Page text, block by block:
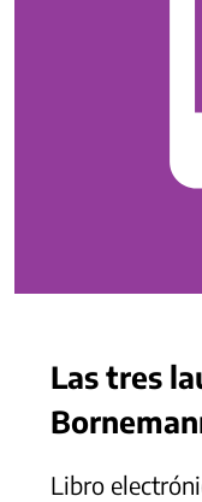
Las tres
Libro